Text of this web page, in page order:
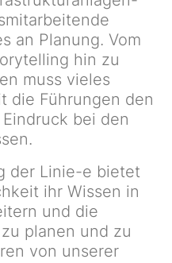
an Planung. Vom
hin zu
muss vieles
die Führungen den
bei den
der Linie-e bietet
ihr Wissen in
und die
planen und zu
von unserer